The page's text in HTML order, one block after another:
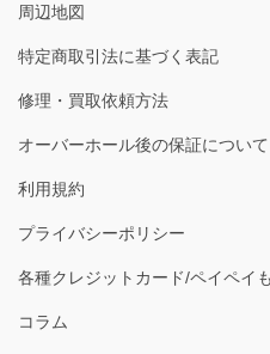
周辺地図
特定商取引法に基づく表記
修理・買取依頼方法
オーバーホール後の保証について
利用規約
プライバシーポリシー
各種クレジットカード/ペイペイ
コラム